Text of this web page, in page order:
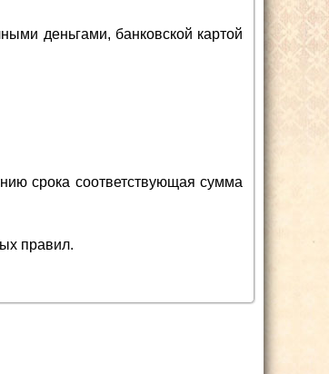
деньгами, банковской картой
срока соответствующая сумма
правил.